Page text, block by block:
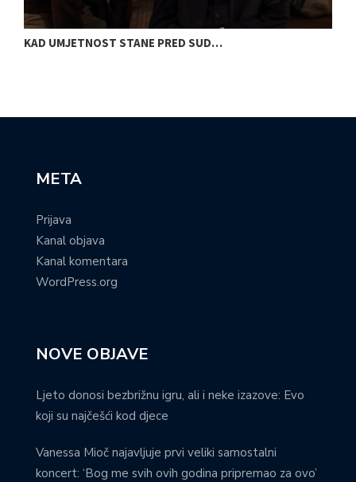
KAD UMJETNOST STANE PRED SUD…
META
Prijava
Kanal objava
Kanal komentara
WordPress.org
NOVE OBJAVE
Ljeto donosi bezbrižnu igru, ali i neke izazove: Evo
koji su najčešći kod djece
Vanessa Mioč najavljuje prvi veliki samostalni
koncert: ‘Bog me svih ovih godina pripremao za ovo’